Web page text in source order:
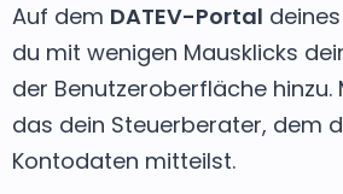
Auf dem DATEV-Portal
du mit wenigen Mausklicks
der Benutzeroberfläche hinzu.
das dein Steuerberater, dem
Kontodaten mitteilst.